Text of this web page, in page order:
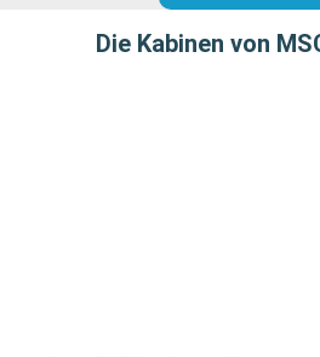
Die Kabinen von